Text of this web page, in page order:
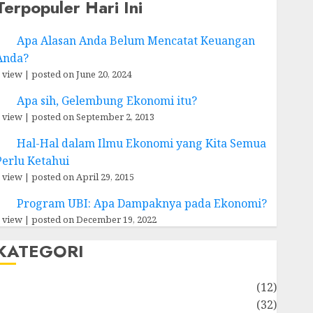
Hari Ini
Apa Alasan Anda Belum Mencatat Keuangan
view| posted on June 20, 2024
Apa sih, Gelembung Ekonomi itu?
view| posted on September 2, 2013
Hal-Hal dalam Ilmu Ekonomi yang Kita Semua
Ketahui
view| posted on April 29, 2015
Program UBI: Apa Dampaknya pada Ekonomi?
view| posted on December 19, 2022
(12)
(32)